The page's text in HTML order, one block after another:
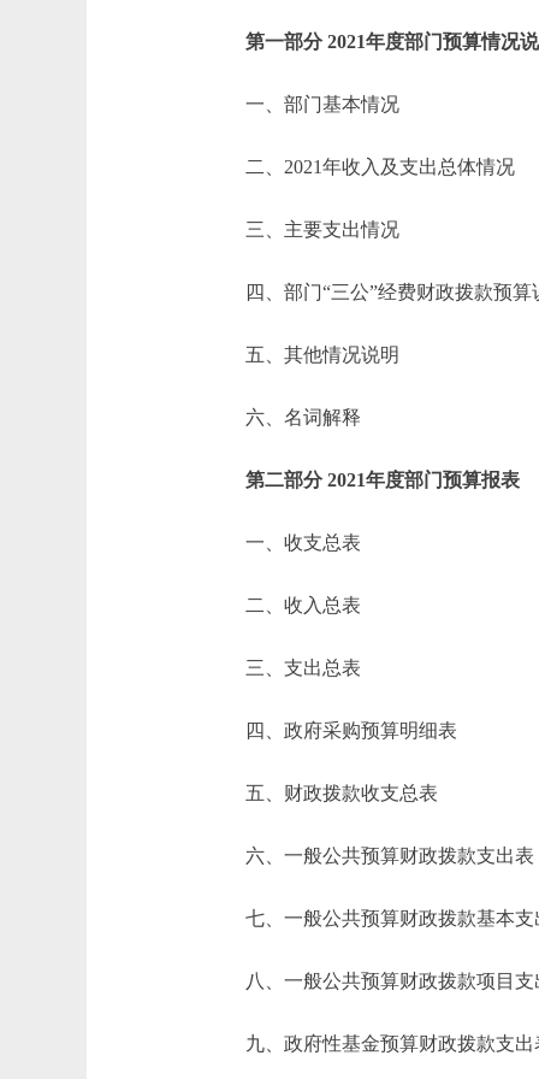
第一部分 2021年度部门预算情况
一、部门基本情况
二、2021年收入及支出总体情况
三、主要支出情况
四、部门“三公”经费财政拨款预算
五、其他情况说明
六、名词解释
第二部分 2021年度部门预算报表
一、收支总表
二、收入总表
三、支出总表
四、政府采购预算明细表
五、财政拨款收支总表
六、一般公共预算财政拨款支出表
七、一般公共预算财政拨款基本支
八、一般公共预算财政拨款项目支
九、政府性基金预算财政拨款支出